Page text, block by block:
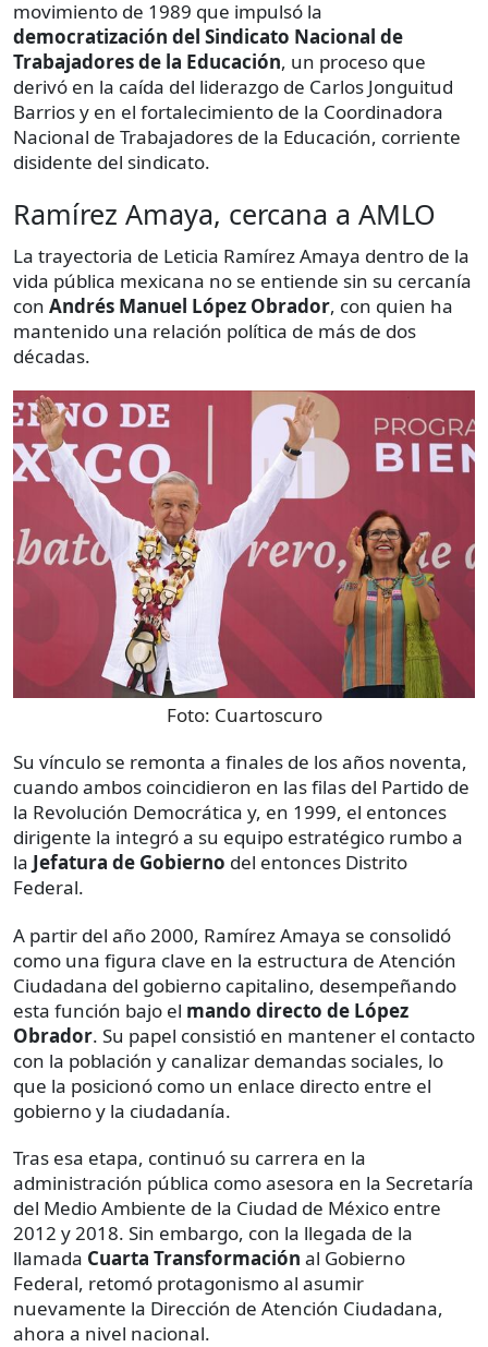
movimiento de 1989 que impulsó la
democratización del Sindicato Nacional de
Trabajadores de la Educación, un proceso que
derivó en la caída del liderazgo de Carlos Jonguitud
Barrios y en el fortalecimiento de la Coordinadora
Nacional de Trabajadores de la Educación, corriente
disidente del sindicato.
Ramírez Amaya, cercana a AMLO
La trayectoria de Leticia Ramírez Amaya dentro de la
vida pública mexicana no se entiende sin su cercanía
con Andrés Manuel López Obrador, con quien ha
mantenido una relación política de más de dos
décadas.
Foto: Cuartoscuro
Su vínculo se remonta a finales de los años noventa,
cuando ambos coincidieron en las filas del Partido de
la Revolución Democrática y, en 1999, el entonces
dirigente la integró a su equipo estratégico rumbo a
la Jefatura de Gobierno del entonces Distrito
Federal.
A partir del año 2000, Ramírez Amaya se consolidó
como una figura clave en la estructura de Atención
Ciudadana del gobierno capitalino, desempeñando
esta función bajo el mando directo de López
Obrador. Su papel consistió en mantener el contacto
con la población y canalizar demandas sociales, lo
que la posicionó como un enlace directo entre el
gobierno y la ciudadanía.
Tras esa etapa, continuó su carrera en la
administración pública como asesora en la Secretaría
del Medio Ambiente de la Ciudad de México entre
2012 y 2018. Sin embargo, con la llegada de la
llamada Cuarta Transformación al Gobierno
Federal, retomó protagonismo al asumir
nuevamente la Dirección de Atención Ciudadana,
ahora a nivel nacional.